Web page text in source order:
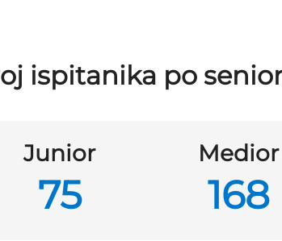
ispitanika po
Junior
75
Medior
168